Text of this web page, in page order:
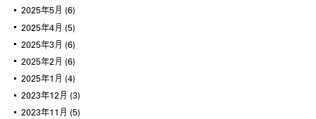
2025年5月 (6)
2025年4月 (5)
2025年3月 (6)
2025年2月 (6)
2025年1月 (4)
2023年12月 (3)
2023年11月 (5)